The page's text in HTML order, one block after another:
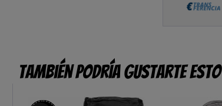
También podría gustarte esto